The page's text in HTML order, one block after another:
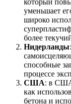
который
уменьшает
широко
более
Нидерланды
способные
процессе
США: в США
как
бетона и